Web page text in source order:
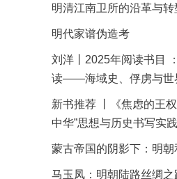
明清江南卫所的沿革与转
明代家谱伪造考
刘洋丨2025年阅读书目
读——海域史、俘虏与世
新书推荐 丨《焦虑的王
中华”思想与历史书写实
蒙古帝国的阴影下：明
马玉凤：明朝陆路丝绸